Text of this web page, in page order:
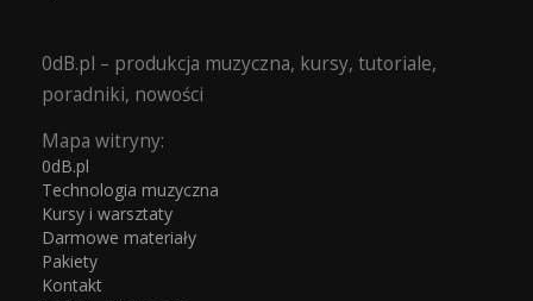
0dB.pl – produkcja muzyczna, kursy, tutoriale,
poradniki, nowości
Mapa witryny:
0dB.pl
Technologia muzyczna
Kursy i warsztaty
Darmowe materiały
Pakiety
Kontakt